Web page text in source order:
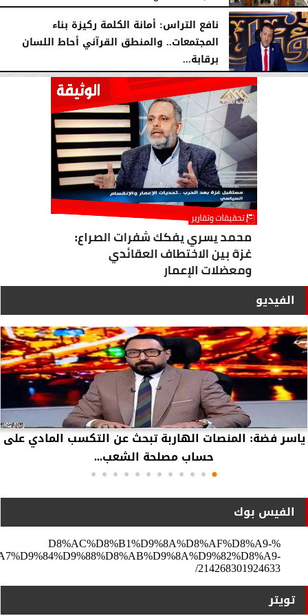
نافع التراس: أمانة الكلمة ركيزة بناء
المجتمعات.. والمنطق القرآني أحاط اللسان
برقابة...
السبت، 1 أغسطس 2026 10:25 مـ
الفيديو
ياسر فضة: المنصات الهاربة تبحث عن التكسب المادي على
حساب مصلحة الشعب...
الفيس بوك
%D8%AC%D8%B1%D9%8A%D8%AF%D8%A9-
214268301924633/
تويتر